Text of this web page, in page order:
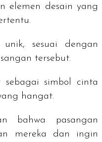
elemen desain yang
sesuai dengan
tersebut.
simbol cinta
hangat.
bahwa pasangan
mereka dan ingin